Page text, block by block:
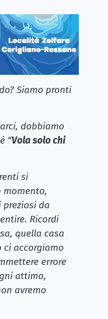
Siamo pronti
dobbiamo
“Vola solo chi
si
momento,
da
Ricordi
quella casa
ci accorgiamo
errore
attimo,
avremo